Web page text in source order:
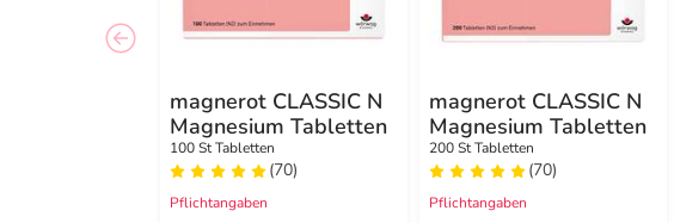
magnerot CLASSIC N
Magnesium Tabletten
100 St Tabletten
(70)
Pflichtangaben
magnerot CLASSIC N
Magnesium Tabletten
200 St Tabletten
(70)
Pflichtangaben